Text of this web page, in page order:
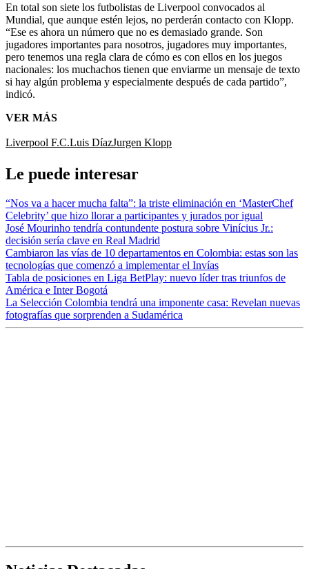
En total son siete los futbolistas de Liverpool convocados al
Mundial, que aunque estén lejos, no perderán contacto con Klopp.
“Ese es ahora un número que no es demasiado grande. Son
jugadores importantes para nosotros, jugadores muy importantes,
pero tenemos una regla clara de cómo es con ellos en los juegos
nacionales: los muchachos tienen que enviarme un mensaje de texto
si hay algún problema y especialmente después de cada partido”,
indicó.
VER MÁS
Liverpool F.C.Luis DíazJurgen Klopp
Le puede interesar
“Nos va a hacer mucha falta”: la triste eliminación en ‘MasterChef
Celebrity’ que hizo llorar a participantes y jurados por igual
José Mourinho tendría contundente postura sobre Vinícius Jr.:
decisión sería clave en Real Madrid
Cambiaron las vías de 10 departamentos en Colombia: estas son las
tecnologías que comenzó a implementar el Invías
Tabla de posiciones en Liga BetPlay: nuevo líder tras triunfos de
América e Inter Bogotá
La Selección Colombia tendrá una imponente casa: Revelan nuevas
fotografías que sorprenden a Sudamérica